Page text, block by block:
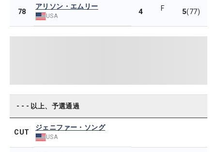
78
アリソン・エムリー
USA 4 F 5(77)
- - - 以上、予選通過
CUT
ジェニファー・ソング
USA